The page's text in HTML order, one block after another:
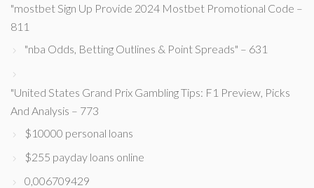
"mostbet Sign Up Provide 2024 Mostbet Promotional Code –
811
"nba Odds, Betting Outlines & Point Spreads" – 631
"United States Grand Prix Gambling Tips: F1 Preview, Picks
And Analysis – 773
$10000 personal loans
$255 payday loans online
0,006709429